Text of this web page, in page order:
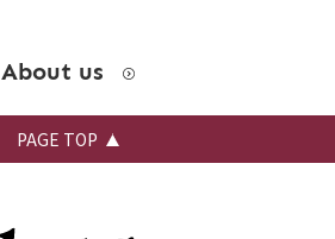
About us
PAGE TOP